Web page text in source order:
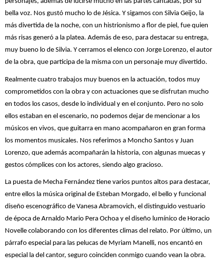
bella voz. Nos gustó mucho lo de Jésica. Y sigamos con Silvia Geijo, la
más divertida de la noche, con un histrionismo a flor de piel, fue quien
más risas generó a la platea. Además de eso, para destacar su entrega,
muy bueno lo de Silvia. Y cerramos el elenco con Jorge Lorenzo, el autor
de la obra, que participa de la misma con un personaje muy divertido.
Realmente cuatro trabajos muy buenos en la actuación, todos muy
comprometidos con la obra y con actuaciones que se disfrutan mucho
en todos los casos, desde lo individual y en el conjunto. Pero no solo
ellos estaban en el escenario, no podemos dejar de mencionar a los
músicos en vivos, que guitarra en mano acompañaron en gran forma
los momentos musicales. Nos referimos a Moncho Santos y Juan
Lorenzo, que además acompañarán la historia, con algunas muecas y
gestos cómplices con los actores, siendo algo gracioso.
La puesta de Mecha Fernández tiene varios puntos altos para destacar,
entre ellos la música original de Esteban Morgado, el bello y funcional
diseño escenográfico de Vanesa Abramovich, el distinguido vestuario
de época de Arnaldo Mario Pera Ochoa y el diseño lumínico de Horacio
Novelle colaborando con los diferentes climas del relato. Por último, un
párrafo especial para las pelucas de Myriam Manelli, nos encantó en
especial la del cantor, seguro coinciden conmigo cuando vean la obra.